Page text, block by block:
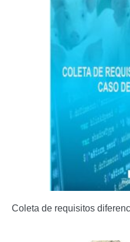
Coleta de requisitos